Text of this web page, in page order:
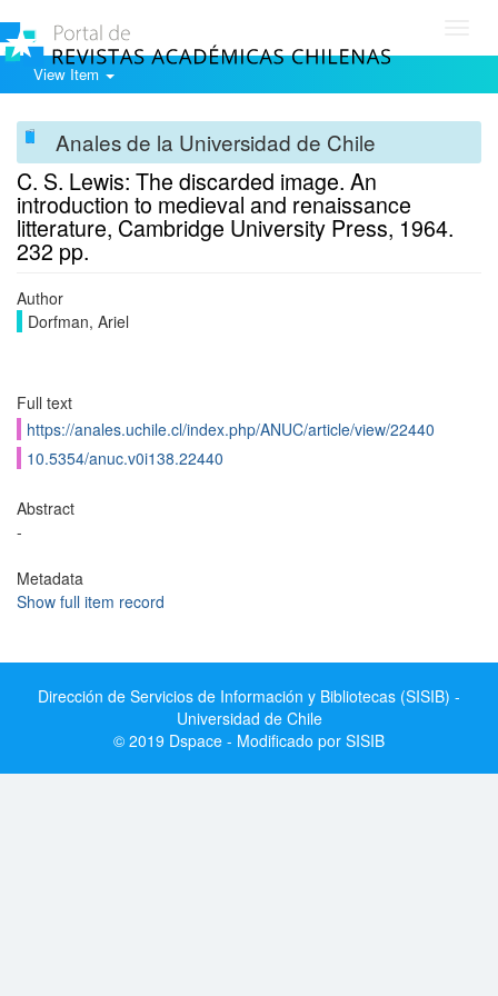
View Item
Anales de la Universidad de Chile
C. S. Lewis: The discarded image. An
introduction to medieval and renaissance
litterature, Cambridge University Press, 1964.
232 pp.
Author
Dorfman, Ariel
Full text
https://anales.uchile.cl/index.php/ANUC/article/view/22440
10.5354/anuc.v0i138.22440
Abstract
-
Metadata
Show full item record
Dirección de Servicios de Información y Bibliotecas (SISIB) -
Universidad de Chile
© 2019 Dspace - Modificado por SISIB